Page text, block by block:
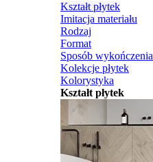
Kształt płytek
Imitacja materiału
Rodzaj
Format
Sposób wykończenia
Kolekcje płytek
Kolorystyka
Kształt płytek